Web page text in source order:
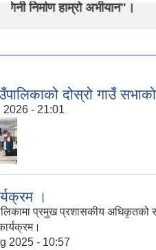
अभीयान"।
दोस्रो गाउँ
2026 - 21:01
।
प्रमुख प्रशासकीय अधिकृतको
2025 - 10:57